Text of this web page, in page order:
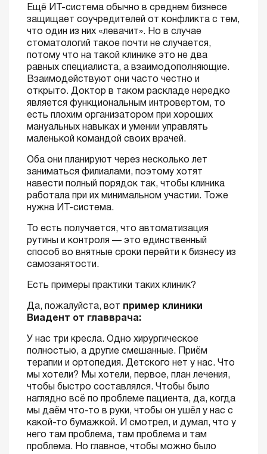
Ещё ИТ-система обычно в среднем бизнесе
защищает соучредителей от конфликта с тем,
что один из них «левачит». Но в случае
стоматологий такое почти не случается,
потому что на такой клинике это не два
равных специалиста, а взаимодополняющие.
Взаимодействуют они часто честно и
открыто. Доктор в таком раскладе нередко
является функциональным интровертом, то
есть плохим организатором при хороших
мануальных навыках и умении управлять
маленькой командой своих врачей.
Оба они планируют через несколько лет
заниматься филиалами, поэтому хотят
навести полный порядок так, чтобы клиника
работала при их минимальном участии. Тоже
нужна ИТ-система.
То есть получается, что автоматизация
рутины и контроля — это единственный
способ во внятные сроки перейти к бизнесу из
самозанятости.
Есть примеры практики таких клиник?
Да, пожалуйста, вот пример клиники
Виадент от главврача:
У нас три кресла. Одно хирургическое
полностью, а другие смешанные. Приём
терапии и ортопедия. Детского нет у нас. Что
мы хотели? Мы хотели, первое, план лечения,
чтобы быстро составлялся. Чтобы было
наглядно всё по проблеме пациента, да, когда
мы даём что-то в руки, чтобы он ушёл у нас с
какой-то бумажкой. И смотрел, и думал, что у
него там проблема, там проблема и там
проблема. Но главное, чтобы можно было